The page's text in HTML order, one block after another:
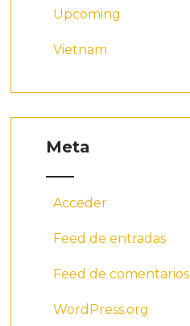
Upcoming
Vietnam
Meta
Acceder
Feed de entradas
Feed de comentarios
WordPress.org